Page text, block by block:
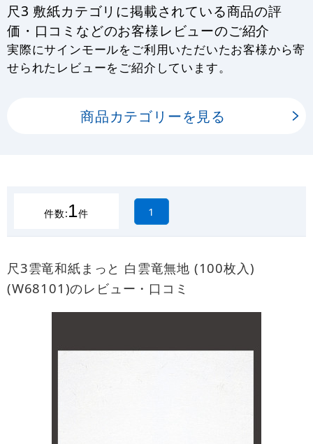
尺3 敷紙カテゴリに掲載されている商品の評
価・口コミなどのお客様レビューのご紹介
実際にサインモールをご利用いただいたお客様から寄
せられたレビューをご紹介しています。
商品カテゴリーを見る
件数:1件 1
尺3雲竜和紙まっと 白雲竜無地 (100枚入)
(W68101)のレビュー・口コミ